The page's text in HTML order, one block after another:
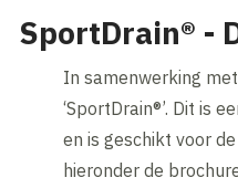
SportDrain® -
In samenwerking
‘SportDrain®’. Dit is
en is geschikt voor
hieronder de